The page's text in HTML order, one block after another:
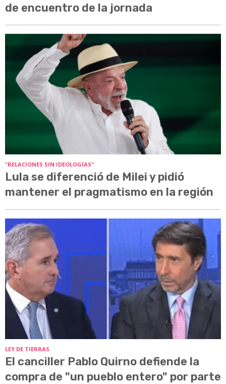
de encuentro de la jornada
"RELACIONES SIN IDEOLOGÍAS"
Lula se diferenció de Milei y pidió
mantener el pragmatismo en la región
LEY DE TIERRAS
El canciller Pablo Quirno defiende la
compra de "un pueblo entero" por parte